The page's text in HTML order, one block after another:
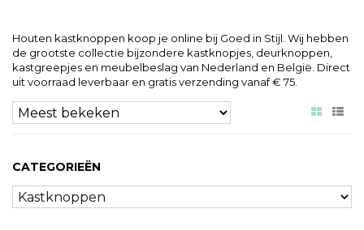
Houten kastknoppen koop je online bij Goed in Stijl. Wij hebben
de grootste collectie bijzondere kastknopjes, deurknoppen,
kastgreepjes en meubelbeslag van Nederland en België. Direct
uit voorraad leverbaar en gratis verzending vanaf € 75.
CATEGORIEËN